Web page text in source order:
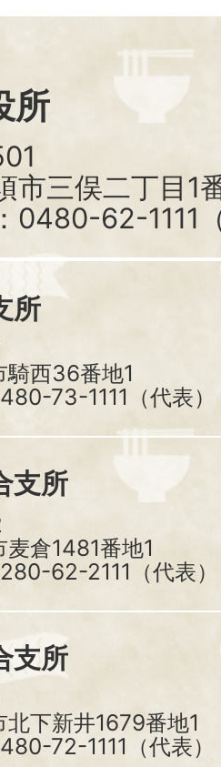
所
市三俣二丁目1
0480-62-1111
所
騎西36番地1
73-1111（代表）
支所
倉1481番地1
62-2111（代表）
支所
下新井1679番地1
72-1111（代表）